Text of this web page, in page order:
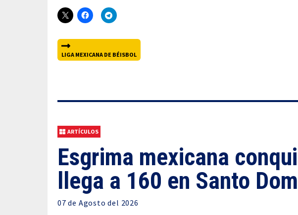
LIGA MEXICANA DE BÉISBOL
ARTÍCULOS
Esgrima mexicana
llega a 160 en Santo
07 de Agosto del 2026